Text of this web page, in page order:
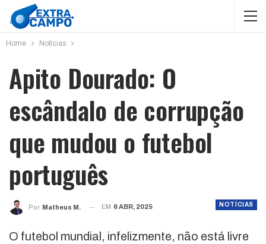
Home Notícias
Apito Dourado: O
escândalo de corrupção
que mudou o futebol
português
NOTÍCIAS
Por Matheus M. EM 6 ABR, 2025
O futebol mundial, infelizmente, não está livre